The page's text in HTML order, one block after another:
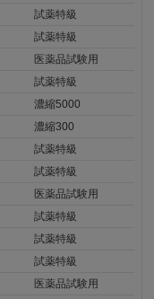
試薬特級
試薬特級
医薬品試験用
試薬特級
濃縮5000
濃縮300
試薬特級
試薬特級
医薬品試験用
試薬特級
試薬特級
試薬特級
医薬品試験用